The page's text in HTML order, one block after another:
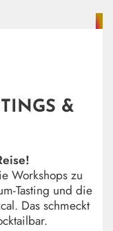
&
Workshops zu
Tasting und die
Das schmeckt